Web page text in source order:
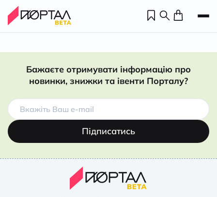
Бажаєте отримувати інформацію про
новинки, знижки та івенти Порталу?
Підписатись